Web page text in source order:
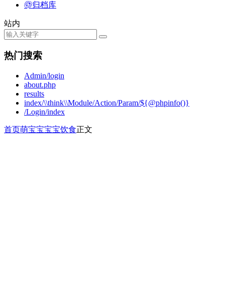
归档库
站内
热门搜索
Admin/login
about.php
results
index/\\think\\Module/Action/Param/${@phpinfo()}
/Login/index
首页萌宝宝宝宝饮食正文